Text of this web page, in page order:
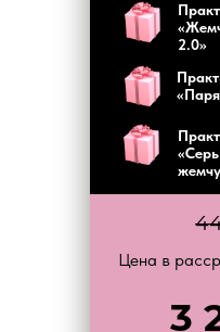
3
Цена в
2.0»